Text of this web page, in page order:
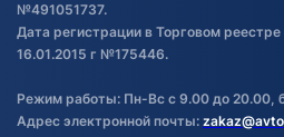
№491051737.
Дата регистрации в Торговом
16.01.2015 г №175446.
Режим работы: Пн-Вс с 9.00 до 20.00,
Адрес электронной почты: